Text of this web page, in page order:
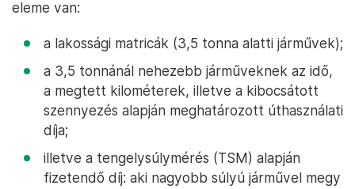
eleme van:
a lakossági matricák (3,5 tonna alatti járművek);
a 3,5 tonnánál nehezebb járműveknek az idő,
a megtett kilométerek, illetve a kibocsátott
szennyezés alapján meghatározott úthasználati
díja;
illetve a tengelysúlymérés (TSM) alapján
fizetendő díj: aki nagyobb súlyú járművel megy